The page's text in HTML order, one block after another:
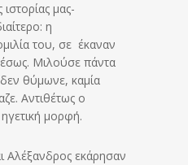
μας-
η
του, σε έκαναν
Μιλούσε πάντα
θύμωνε, καμία
Αντιθέτως ο
μορφή.
Αλέξανδρος εκάρησαν